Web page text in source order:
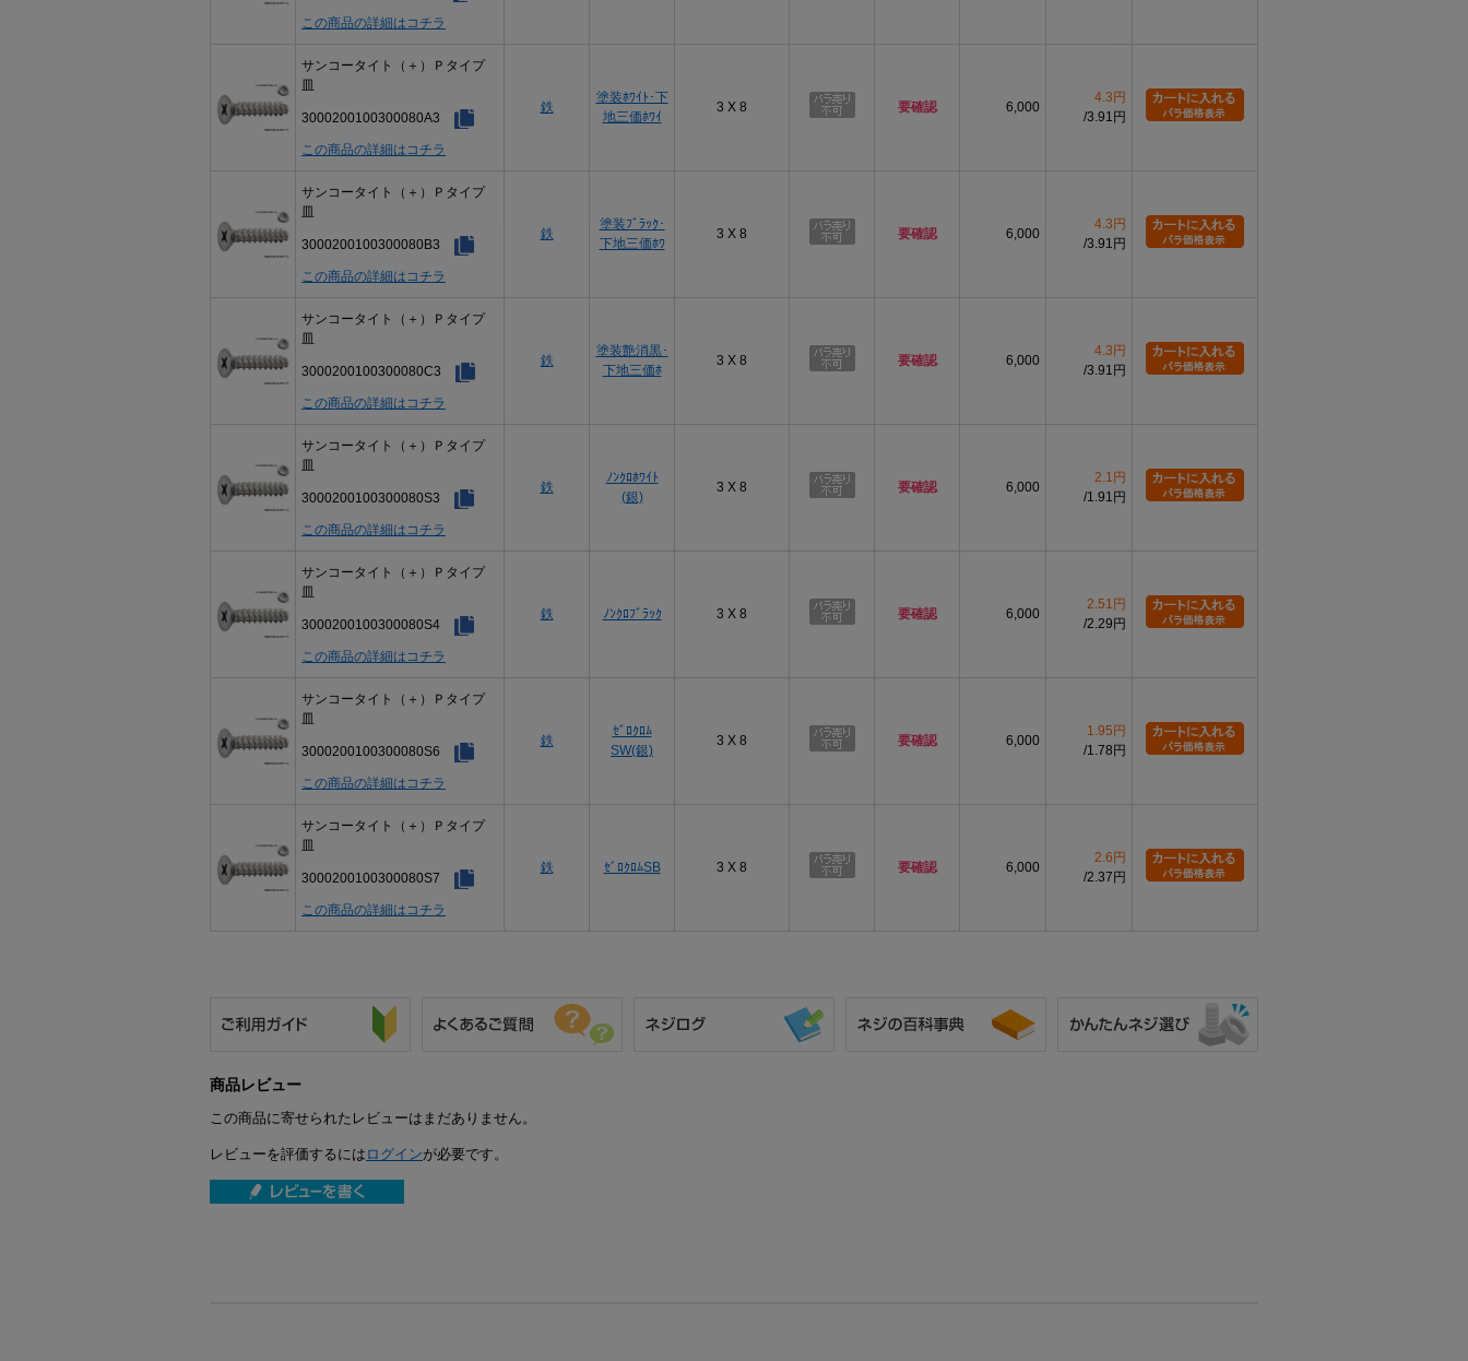
この商品の詳細はコチラ
サンコータイト（＋）Ｐタイプ
皿
3000200100300080A3
この商品の詳細はコチラ
鉄
塗装ﾎﾜｲﾄ･下
地三価ﾎﾜｲ
3 X 8 要確認 6,000
4.3円
3.91円
サンコータイト（＋）Ｐタイプ
皿
3000200100300080B3
この商品の詳細はコチラ
鉄
塗装ﾌﾞﾗｯｸ･
下地三価ﾎﾜ
3 X 8 要確認 6,000
4.3円
3.91円
サンコータイト（＋）Ｐタイプ
皿
3000200100300080C3
この商品の詳細はコチラ
鉄
塗装艶消黒･
下地三価ﾎ
3 X 8 要確認 6,000
4.3円
3.91円
サンコータイト（＋）Ｐタイプ
皿
3000200100300080S3
この商品の詳細はコチラ
鉄
ﾉﾝｸﾛﾎﾜｲﾄ
(銀)
3 X 8 要確認 6,000
2.1円
1.91円
サンコータイト（＋）Ｐタイプ
皿
3000200100300080S4
この商品の詳細はコチラ
鉄 ﾉﾝｸﾛﾌﾞﾗｯｸ 3 X 8 要確認 6,000
2.51円
2.29円
サンコータイト（＋）Ｐタイプ
皿
3000200100300080S6
この商品の詳細はコチラ
鉄
ｾﾞﾛｸﾛﾑ
SW(銀)
3 X 8 要確認 6,000
1.95円
1.78円
サンコータイト（＋）Ｐタイプ
皿
3000200100300080S7
この商品の詳細はコチラ
鉄 ｾﾞﾛｸﾛﾑSB 3 X 8 要確認 6,000
2.6円
2.37円
商品レビュー
この商品に寄せられたレビューはまだありません。
レビューを評価するには ログインが必要です。